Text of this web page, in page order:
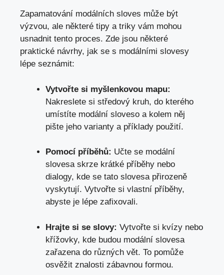
Zapamatování modálních sloves​ může⁤ být
‍výzvou, ale některé tipy ⁣a triky vám mohou
usnadnit‌ tento proces.⁣ Zde jsou některé
praktické návrhy, jak se ⁤s modálními‍ slovesy
lépe ​seznámit:
Vytvořte ‍si myšlenkovou mapu:
Nakreslete si středový kruh,​ do kterého
umístíte modální sloveso a kolem něj⁣
pište jeho ​varianty a ‍příklady ‌použití.
Pomocí příběhů: Učte se modální
slovesa ​skrze⁢ krátké příběhy nebo
⁢dialogy, kde se ⁣tato slovesa přirozeně⁢
vyskytují. Vytvořte si ⁣vlastní příběhy,
abyste je lépe‌ zafixovali.
Hrajte si se slovy: Vytvořte si kvízy nebo
křížovky,​ kde budou modální slovesa
zařazena do⁤ různých vět. ‌To pomůže⁣
osvěžit znalosti zábavnou formou.